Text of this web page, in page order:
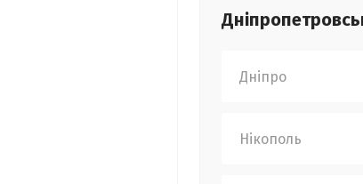
Дніпро
Нікополь